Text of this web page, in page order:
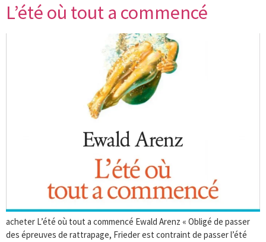
L’été où tout a commencé
acheter L’été où tout a commencé Ewald Arenz « Obligé de passer
des épreuves de rattrapage, Frieder est contraint de passer l’été